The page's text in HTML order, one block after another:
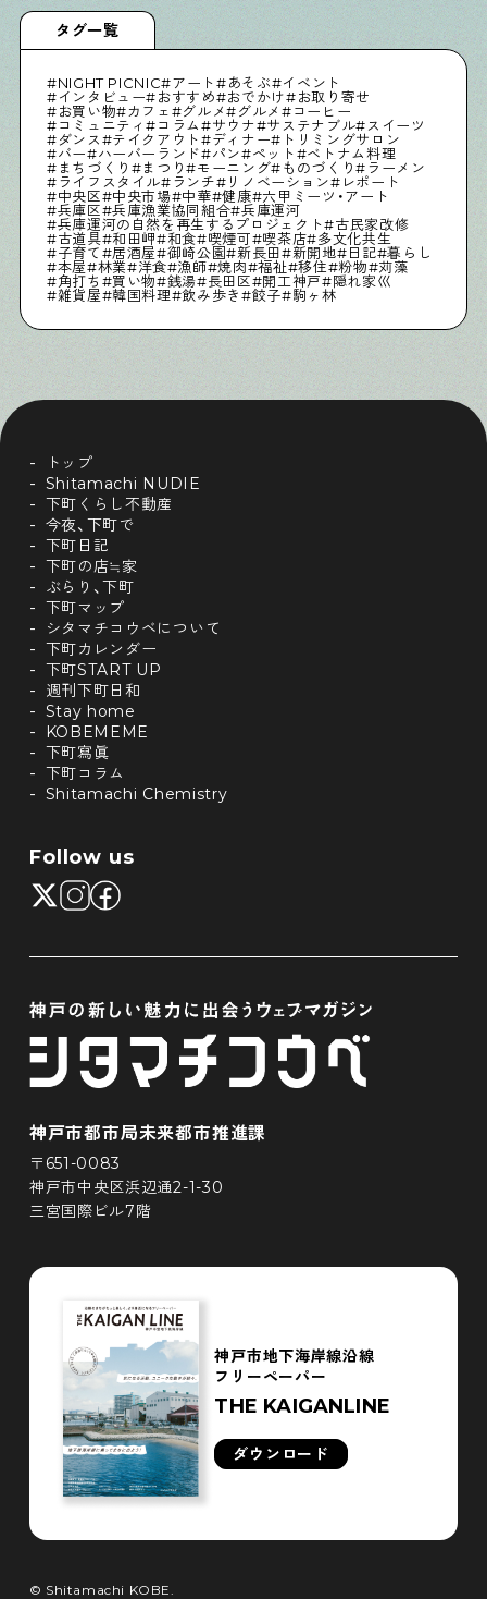
下町の特集記事です
下町コラム
下町の「あの人」が書く連載記事です
Shitamachi Chemistry
下町の「あの人」×「あの人」の科学反応を楽しむ企
画です
シタマチコウベについて
下町マップ
下町カレンダー
下町START UP
週刊下町日和
タグ一覧
NIGHT PICNIC アート あそぶ
イベント
インタビュー
おすすめ おでかけ
お取り寄せ
お買い物
カフェ グルメ グルメ
コーヒー
コミュニティ
コラム サウナ サステナブル
スイーツ
ダンス
テイクアウト ディナー
トリミングサロン
バー
ハーバーランド パン ペット
ベトナム料理
まちづくり
まつり モーニング ものづくり
ラーメン
ライフスタイル
ランチ リノベーション
レポート
中央区
中央市場 中華 健康
六甲ミーツ・アート
兵庫区
兵庫漁業協同組合
兵庫運河
兵庫運河の自然を再生するプロジェクト
古民家改修
古道具
和田岬 和食 喫煙可 喫茶店
多文化共生
子育て
居酒屋 御崎公園 新長田 新開地 日記
暮らし
本屋
林業 洋食 漁師 焼肉 福祉 移住 粉物
苅藻
角打ち
買い物 銭湯 長田区 開工神戸
隠れ家巛
雑貨屋
韓国料理 飲み歩き 餃子 駒ヶ林
トップ
Shitamachi NUDIE
下町くらし不動産
今夜、下町で
下町日記
下町の店≒家
ぶらり、下町
下町マップ
シタマチコウベについて
下町カレンダー
下町START UP
週刊下町日和
Stay home
KOBEMEME
下町寫眞
下町コラム
Shitamachi Chemistry
Follow us
神戸市都市局未来都市推進課
〒651-0083
神戸市中央区浜辺通2-1-30
三宮国際ビル7階
神戸市地下海岸線沿線
フリーペーパー
THE KAIGANLINE
ダウンロード
© Shitamachi KOBE.